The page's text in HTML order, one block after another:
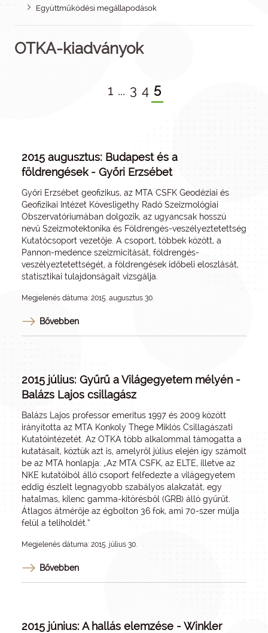
Együttműködési megállapodások
OTKA-kiadványok
1 ... 3 4 5
2015 augusztus: Budapest és a
földrengések - Győri Erzsébet
Győri Erzsébet geofizikus, az MTA CSFK Geodéziai és
Geofizikai Intézet Kövesligethy Radó Szeizmológiai
Obszervatóriumában dolgozik, az ugyancsak hosszú
nevű Szeizmotektonika és Földrengés-veszélyeztetettség
Kutatócsoport vezetője. A csoport, többek között, a
Pannon-medence szeizmicitását, földrengés-
veszélyeztetettségét, a földrengések időbeli eloszlását,
statisztikai tulajdonságait vizsgálja.
Megjelenés dátuma: 2015. augusztus 30.
Bővebben
2015 július: Gyűrű a Világegyetem mélyén -
Balázs Lajos csillagász
Balázs Lajos professor emeritus 1997 és 2009 között
irányította az MTA Konkoly Thege Miklós Csillagászati
Kutatóintézetét. Az OTKA több alkalommal támogatta a
kutatásait, köztük azt is, amelyről július elején így számolt
be az MTA honlapja: „Az MTA CSFK, az ELTE, illetve az
NKE kutatóiból álló csoport felfedezte a világegyetem
eddig észlelt legnagyobb szabályos alakzatát, egy
hatalmas, kilenc gamma-kitörésből (GRB) álló gyűrűt.
Átlagos átmérője az égbolton 36 fok, ami 70-szer múlja
felül a teliholdét.”
Megjelenés dátuma: 2015. július 30.
Bővebben
2015 június: A hallás elemzése - Winkler